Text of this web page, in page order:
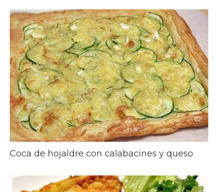
Coca de hojaldre con calabacines y queso